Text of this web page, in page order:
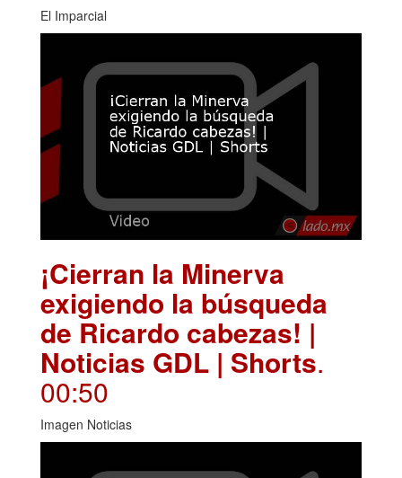
El Imparcial
¡Cierran la Minerva
exigiendo la búsqueda
de Ricardo cabezas! |
Noticias GDL | Shorts.
00:50
Imagen Noticias